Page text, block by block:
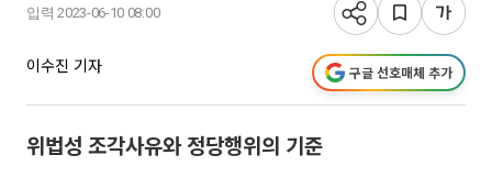
입력 2023-06-10 08:00
이수진 기자 구글 선호매체 추가
위법성 조각사유와 정당행위의 기준